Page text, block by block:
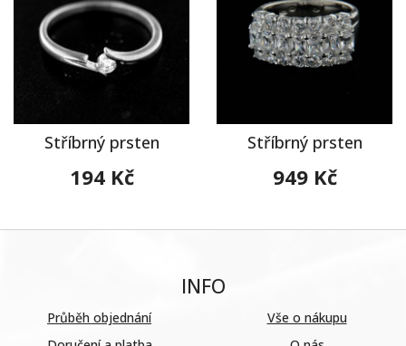
Stříbrný prsten
194 Kč
Stříbrný prsten
949 Kč
INFO
Průběh objednání
Vše o nákupu